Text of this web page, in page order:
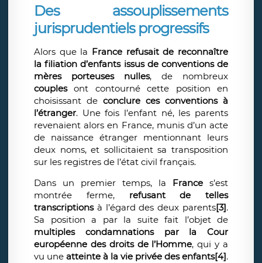
Des assouplissements
jurisprudentiels progressifs
Alors que la France refusait de reconnaître
la filiation d’enfants issus de conventions de
mères porteuses nulles, de nombreux
couplesont contourné cette position en
choisissant de conclure ces conventions à
l’étranger. Une fois l’enfant né, les parents
revenaient alors en France, munis d’un acte
de naissance étranger mentionnant leurs
deux noms, et sollicitaient sa transposition
sur les registres de l’état civil français.
Dans un premier temps, la France s’est
montrée ferme, refusant de telles
transcriptionsà l’égard des deux parents[3].
Sa position a par la suite fait l’objet de
multiples condamnations par la Cour
européenne des droits de l’Homme, qui y a
vu une atteinte à la vie privée des enfants[4].